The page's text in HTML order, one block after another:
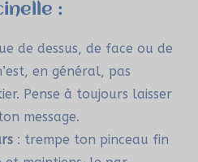
:
de dessus, de face ou de
en général, pas
Pense à toujours laisser
message.
: trempe ton pinceau fin